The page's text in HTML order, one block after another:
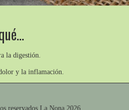
la digestión.
y la inflamación.
reservados La Nona2026